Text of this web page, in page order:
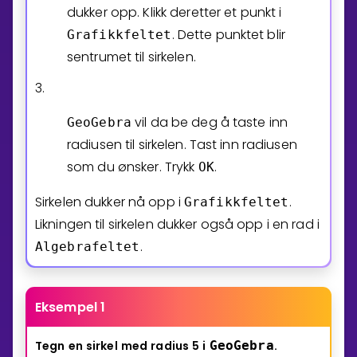
dukker opp. Klikk deretter et punkt i
Grafikkfeltet . Dette punktet blir
sentrumet til sirkelen.
3.
GeoGebra vil da be deg å taste inn
radiusen til sirkelen. Tast inn radiusen
som du ønsker. Trykk OK.
Sirkelen dukker nå opp i Grafikkfeltet .
Likningen til sirkelen dukker også opp i en rad i
Algebrafeltet .
Eksempel 1
Tegn en sirkel med radius 5 i GeoGebra.